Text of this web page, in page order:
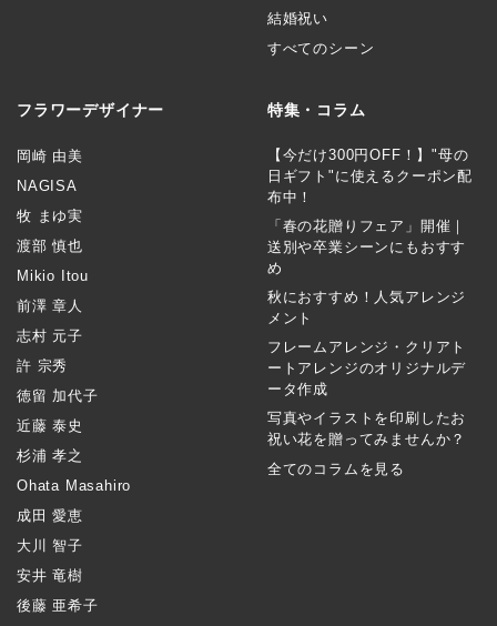
結婚祝い
すべてのシーン
フラワーデザイナー
岡崎 由美
NAGISA
牧 まゆ実
渡部 慎也
Mikio Itou
前澤 章人
志村 元子
許 宗秀
徳留 加代子
近藤 泰史
杉浦 孝之
Ohata Masahiro
成田 愛恵
大川 智子
安井 竜樹
後藤 亜希子
特集・コラム
【今だけ300円OFF！】"母の
日ギフト"に使えるクーポン配
布中！
「春の花贈りフェア」開催｜
送別や卒業シーンにもおすす
め
秋におすすめ！人気アレンジ
メント
フレームアレンジ・クリアト
ートアレンジのオリジナルデ
ータ作成
写真やイラストを印刷したお
祝い花を贈ってみませんか？
全てのコラムを見る